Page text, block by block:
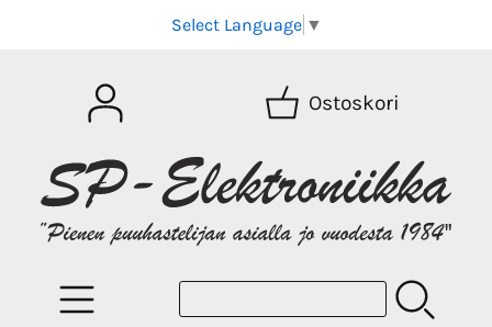
Select Language ▼
Ostoskori